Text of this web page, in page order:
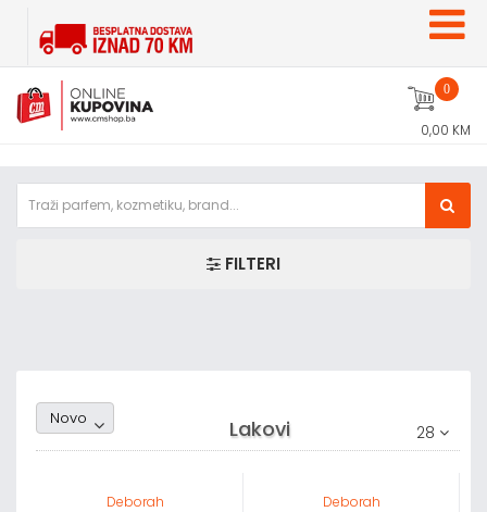
0
0,00 KM
FILTERI
Random1
Novo
28
Lakovi
Deborah Deborah